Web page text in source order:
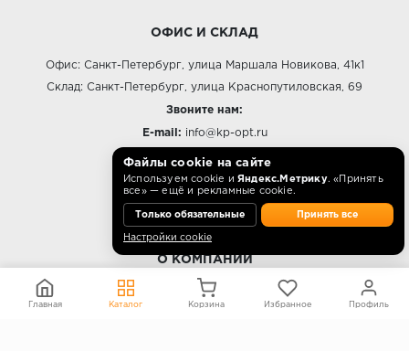
ОФИС И СКЛАД
Офис: Санкт-Петербург, улица Маршала Новикова, 41к1
Склад: Санкт-Петербург, улица Краснопутиловская, 69
Звоните нам:
E-mail: info@kp-opt.ru
10:00 - 18:00 пн-пт.
О КОМПАНИИ
Контакты
Файлы cookie на сайте
Используем cookie и Яндекс.Метрику. «Принять
все» — ещё и рекламные cookie.
Только обязательные Принять все
Настройки cookie
Главная Каталог Корзина Избранное Профиль